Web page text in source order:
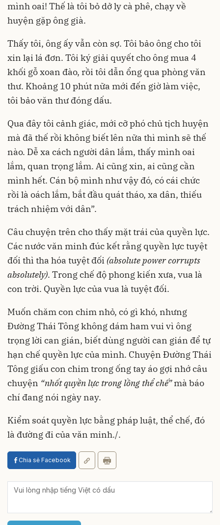
mình oai! Thế là tôi bỏ dở ly cà phê, chạy về
huyện gặp ông già.
Thấy tôi, ông ấy vẫn còn sợ. Tôi bảo ông cho tôi
xin lại lá đơn. Tôi ký giải quyết cho ông mua 4
khối gỗ xoan đào, rồi tôi dẫn ổng qua phòng văn
thư. Khoảng 10 phút nữa mới đến giờ làm việc,
tôi bảo văn thư đóng dấu.
Qua đây tôi cảnh giác, mới cỡ phó chủ tịch huyện
mà đã thế rồi không biết lên nữa thì mình sẽ thế
nào. Dễ xa cách người dân lắm, thấy mình oai
lắm, quan trọng lắm. Ai cũng xin, ai cũng cần
mình hết. Cán bộ mình như vậy đó, có cái chức
rồi là oách lắm, bắt đầu quát tháo, xa dân, thiếu
trách nhiệm với dân”.
Câu chuyện trên cho thấy mặt trái của quyền lực.
Các nước văn minh đúc kết rằng quyền lực tuyệt
đối thì tha hóa tuyệt đối (absolute power corrupts
absolutely). Trong chế độ phong kiến xưa, vua là
con trời. Quyền lực của vua là tuyệt đối.
Muốn chăm con chim nhỏ, có gì khó, nhưng
Đường Thái Tông không dám ham vui vì ông
trọng lời can gián, biết dùng người can gián để tự
hạn chế quyền lực của mình. Chuyện Đường Thái
Tông giấu con chim trong ống tay áo gợi nhớ câu
chuyện “nhốt quyền lực trong lồng thể chế”mà báo
chí đang nói ngày nay.
Kiểm soát quyền lực bằng pháp luật, thể chế, đó
là đường đi của văn minh./.
Chia sẻ Facebook